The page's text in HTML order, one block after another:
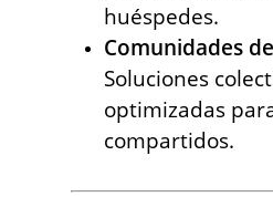
huéspedes.
Comunidades
Soluciones
optimizadas
compartidos.